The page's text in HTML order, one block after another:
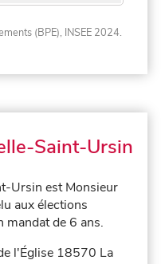
(BPE), INSEE 2024.
Saint-Ursin
Ursin est Monsieur
aux élections
de 6 ans.
l'Église 18570 La